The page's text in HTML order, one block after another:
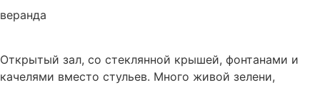
веранда
Открытый зал, со стеклянной крышей, фонтанами и
качелями вместо стульев. Много живой зелени,